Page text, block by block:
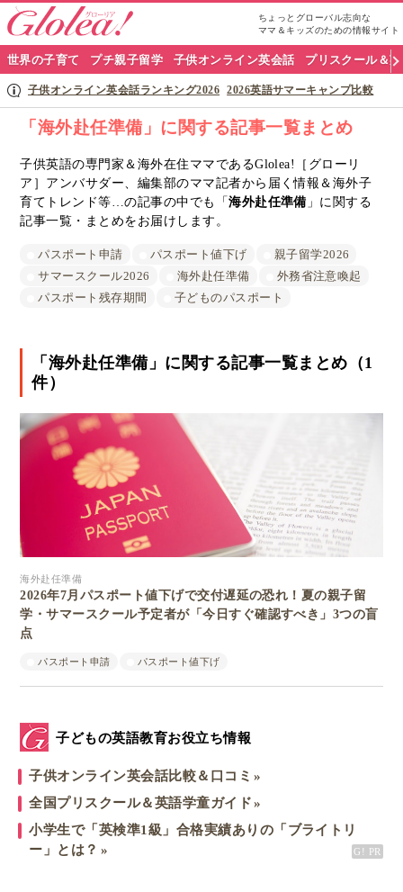
ちょっとグローバル志向な
ママ＆キッズのための情報サイト
グ
ロ
リ
ア
ナ
世界の子育て プチ親子留学 子供オンライン英会話 プリスクール＆
子供オンライン英会話ランキング2026 2026英語サマーキャンプ比較
「海外赴任準備」に関する記事一覧まとめ
子供英語の専門家＆海外在住ママであるGlolea!［グローリ
ア］アンバサダー、編集部のママ記者から届く情報＆海外子
育てトレンド等…の記事の中でも「海外赴任準備 」に関する
記事一覧・まとめをお届けします。
パスポート申請 パスポート値下げ
親子留学2026
サマースクール2026
海外赴任準備
外務省注意喚起
パスポート残存期間
子どものパスポート
「海外赴任準備」に関する記事一覧まとめ（1
件）
海外赴任準備
2026年7月パスポート値下げで交付遅延の恐れ！夏の親子留
学・サマースクール予定者が「今日すぐ確認すべき」3つの盲
点
パスポート申請 パスポート値下げ
子どもの英語教育お役立ち情報
子供オンライン英会話比較＆口コミ
全国プリスクール＆英語学童ガイド
小学生で「英検準1級」合格実績ありの「ブライトリ
ー」とは？